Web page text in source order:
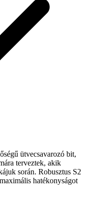
ütvecsavarozó bit,
terveztek, akik
során. Robusztus S2
hatékonyságot